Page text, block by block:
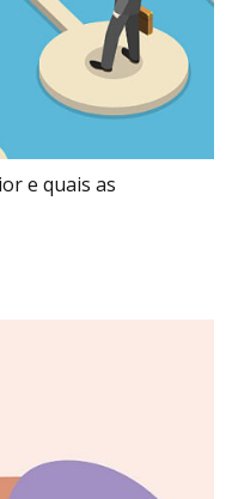
e quais as